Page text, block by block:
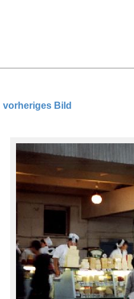
vorheriges Bild